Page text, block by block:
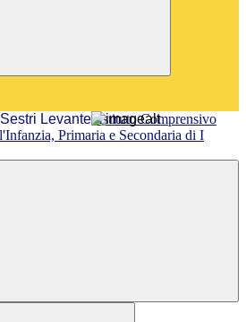
Istituto Comprensivo
Primaria e Secondaria di I